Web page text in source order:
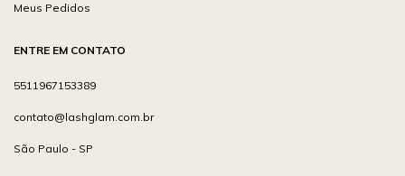
Meus Pedidos
ENTRE EM CONTATO
5511967153389
contato@lashglam.com.br
São Paulo - SP